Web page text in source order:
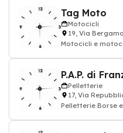
Tag Moto
Motocicli
19, Via
Motocicli e
P.A.P. di
Pelletterie
17, Via
Pelletterie Borse